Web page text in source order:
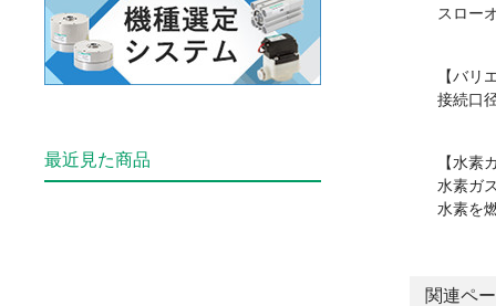
スロー
【バリ
接続口
【水素
水素ガ
水素を
関連ペ
最近見た商品